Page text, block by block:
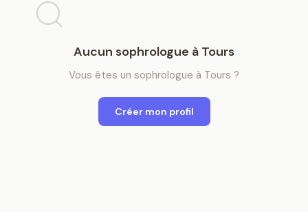
Aucun sophrologue à Tours
Vous êtes un sophrologue à Tours ?
Créer mon profil